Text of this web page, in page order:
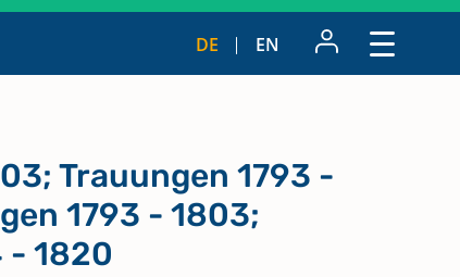
DE EN
Trauungen 1793 -
1793 - 1803;
- 1820